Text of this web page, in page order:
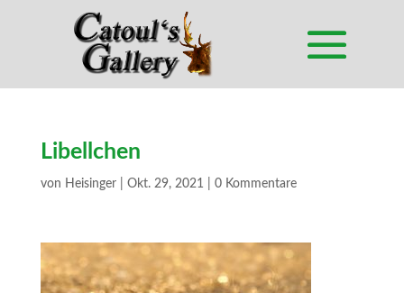
Libellchen
von Heisinger| Okt. 29, 2021 0 Kommentare